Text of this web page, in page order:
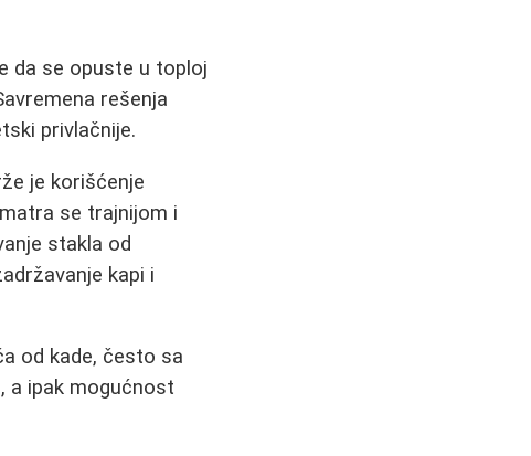
da se opuste u toploj
rešenja
privlačnije.
je korišćenje
se trajnijom i
stakla od
kapi i
od kade, često sa
a ipak mogućnost